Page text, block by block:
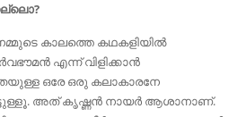
കാലത്തെ കഥകളിയിൽ
എന്ന് വിളിക്കാൻ
ഒരേ ഒരു കലാകാരനേ
അത് കൃഷ്ണൻ നായർ ആശാനാണ്.